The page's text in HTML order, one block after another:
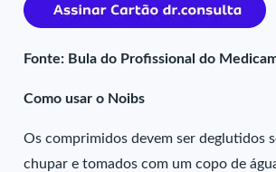
Fonte: Bula do Profissional do
Como usar o Noibs
Os comprimidos devem ser deglutidos
chupar e tomados com um copo de